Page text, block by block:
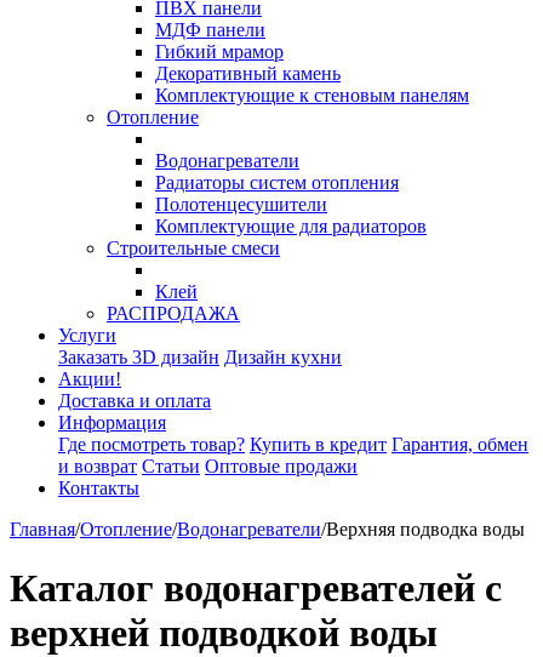
ПВХ панели
МДФ панели
Гибкий мрамор
Декоративный камень
Комплектующие к стеновым панелям
Отопление
Водонагреватели
Радиаторы систем отопления
Полотенцесушители
Комплектующие для радиаторов
Строительные смеси
Клей
РАСПРОДАЖА
Услуги
Заказать 3D дизайн Дизайн кухни
Акции!
Доставка и оплата
Информация
Где посмотреть товар? Купить в кредит Гарантия, обмен
и возврат Статьи Оптовые продажи
Контакты
Главная/Отопление/Водонагреватели/Верхняя подводка воды
Каталог водонагревателей c
верхней подводкой воды